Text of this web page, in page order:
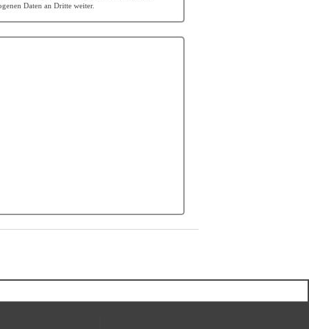
Daten an Dritte weiter.